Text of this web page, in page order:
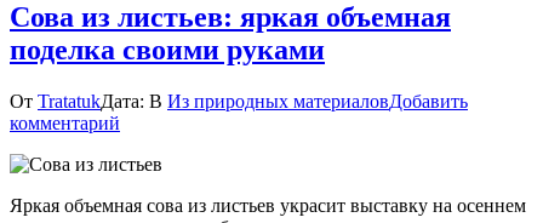
Сова из листьев: яркая объемная
поделка своими руками
От TratatukДата: В Из природных материаловДобавить
комментарий
из
яркая
Яркая объемная сова из листьев украсит выставку на осеннем